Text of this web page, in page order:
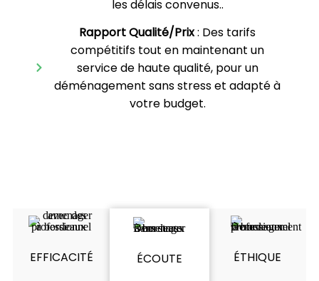
les délais convenus..
Rapport Qualité/Prix: Des tarifs
compétitifs tout en maintenant un
service de haute qualité, pour un
déménagement sans stress et adapté à
votre budget.
EFFICACITÉ ÉCOUTE ÉTHIQUE